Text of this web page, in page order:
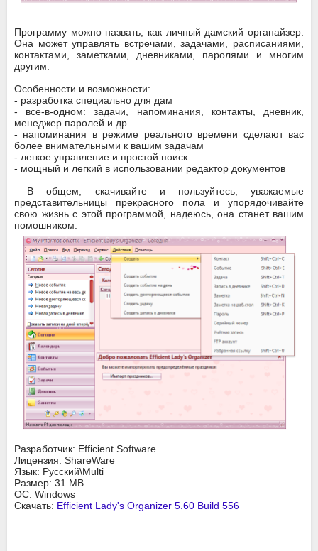
Программу можно назвать, как личный дамский органайзер.
Она может управлять встречами, задачами, расписаниями,
контактами, заметками, дневниками, паролями и многим
другим.
Особенности и возможности:
- разработка специально для дам
- все-в-одном: задачи, напоминания, контакты, дневник,
менеджер паролей и др.
- напоминания в режиме реального времени сделают вас
более внимательными к вашим задачам
- легкое управление и простой поиск
- мощный и легкий в использовании редактор документов
В общем, скачивайте и пользуйтесь, уважаемые
представительницы прекрасного пола и упорядочивайте
свою жизнь с этой программой, надеюсь, она станет вашим
помошником.
Разработчик: Efficient Software
Лицензия: ShareWare
Язык: Русский\Multi
Размер: 31 MB
ОС: Windows
Скачать: Efficient Lady's Organizer 5.60 Build 556